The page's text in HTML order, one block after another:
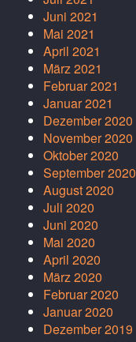
Juni 2021
Mai 2021
April 2021
März 2021
Februar 2021
Januar 2021
Dezember 2020
November 2020
Oktober 2020
September 2020
August 2020
Juli 2020
Juni 2020
Mai 2020
April 2020
März 2020
Februar 2020
Januar 2020
Dezember 2019